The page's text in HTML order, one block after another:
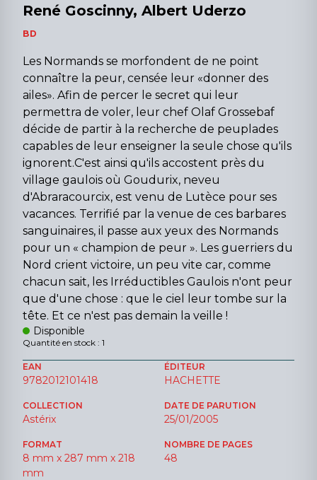
René Goscinny, Albert Uderzo
BD
Les Normands se morfondent de ne point
connaître la peur, censée leur «donner des
ailes». Afin de percer le secret qui leur
permettra de voler, leur chef Olaf Grossebaf
décide de partir à la recherche de peuplades
capables de leur enseigner la seule chose qu'ils
ignorent.C'est ainsi qu'ils accostent près du
village gaulois où Goudurix, neveu
d'Abraracourcix, est venu de Lutèce pour ses
vacances. Terrifié par la venue de ces barbares
sanguinaires, il passe aux yeux des Normands
pour un « champion de peur ». Les guerriers du
Nord crient victoire, un peu vite car, comme
chacun sait, les Irréductibles Gaulois n'ont peur
que d'une chose : que le ciel leur tombe sur la
tête. Et ce n'est pas demain la veille !
Disponible
Quantité en stock : 1
EAN
9782012101418
ÉDITEUR
HACHETTE
COLLECTION
Astérix
DATE DE PARUTION
25/01/2005
FORMAT
8 mm x 287 mm x 218
mm
NOMBRE DE PAGES
48